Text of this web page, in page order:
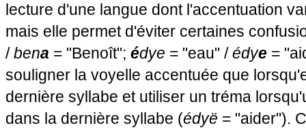
lecture d'une langue dont l'accentuation
mais elle permet d'éviter certaines
/bena = "Benoît"; édye = "eau" /édye =
souligner la voyelle accentuée que
dernière syllabe et utiliser un tréma
dans la dernière syllabe (édyë = "aider").